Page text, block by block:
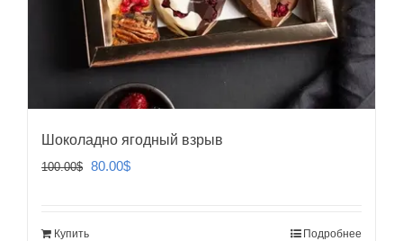
Шоколадно ягодный взрыв
100.00$ Первоначальная
80.00$Текущая
Купить Подробнее